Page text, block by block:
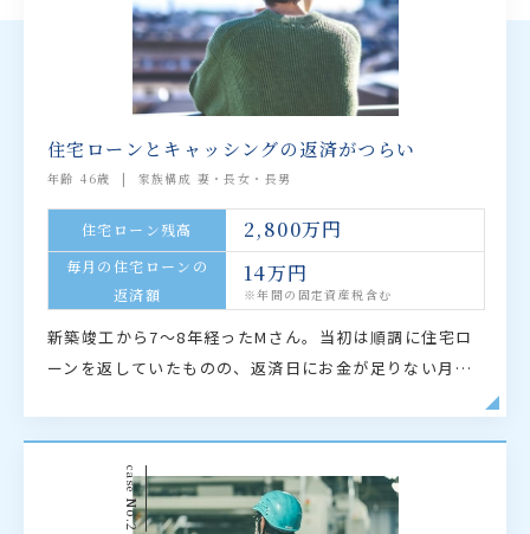
住宅ローンとキャッシングの返済がつらい
年齢 46歳 家族構成 妻・長女・長男
住宅ローン残高 2,800万円
毎月の住宅ローンの
返済額
14万円
※年間の固定資産税含む
新築竣工から7～8年経ったMさん。当初は順調に住宅ロ
ーンを返していたものの、返済日にお金が足りない月が
case
No.2